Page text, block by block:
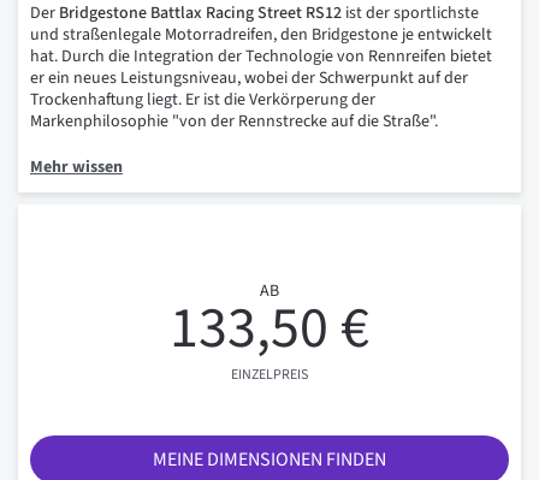
Der Bridgestone Battlax Racing Street RS12 ist der sportlichste
und straßenlegale Motorradreifen, den Bridgestone je entwickelt
hat. Durch die Integration der Technologie von Rennreifen bietet
er ein neues Leistungsniveau, wobei der Schwerpunkt auf der
Trockenhaftung liegt. Er ist die Verkörperung der
Markenphilosophie "von der Rennstrecke auf die Straße".
Mehr wissen
AB
133,50 €
EINZELPREIS
MEINE DIMENSIONEN FINDEN